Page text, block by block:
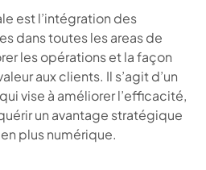
est l’intégration des
dans toutes les areas de
les opérations et la façon
aux clients. Il s’agit d’un
vise à améliorer l’efficacité,
un avantage stratégique
plus numérique.